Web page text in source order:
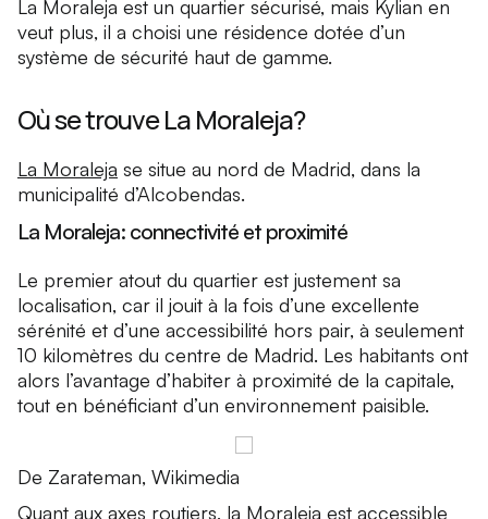
La Moraleja est un quartier sécurisé, mais Kylian en
veut plus, il a choisi une résidence dotée d’un
système de sécurité haut de gamme.
Où se trouve La Moraleja?
La Moraleja se situe au nord de Madrid, dans la
municipalité d’Alcobendas.
La Moraleja: connectivité et proximité
Le premier atout du quartier est justement sa
localisation, car il jouit à la fois d’une excellente
sérénité et d’une accessibilité hors pair, à seulement
10 kilomètres du centre de Madrid. Les habitants ont
alors l’avantage d’habiter à proximité de la capitale,
tout en bénéficiant d’un environnement paisible.
De Zarateman, Wikimedia
Quant aux axes routiers, la Moraleja est accessible